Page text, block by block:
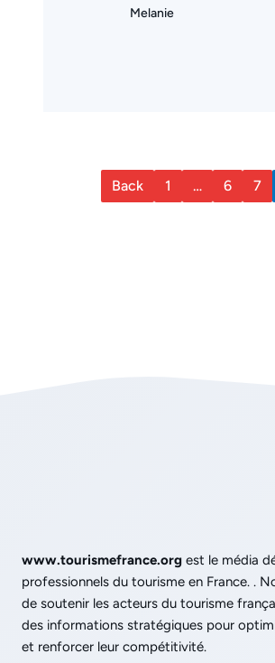
Melanie
Back 1 … 6 7
www.tourismefrance.org est le média
professionnels du tourisme en France. .
de soutenir les acteurs du tourisme
des informations stratégiques pour
et renforcer leur compétitivité.